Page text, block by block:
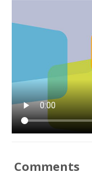
Comments